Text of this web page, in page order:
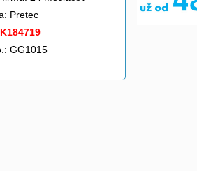
Pretec
GG1015